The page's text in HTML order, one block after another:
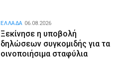
Ξεκίνησε η υποβολή
δηλώσεων συγκομιδής για τα
οινοποιήσιμα σταφύλια
ΕΛΛΑΔΑ 06.08.2026